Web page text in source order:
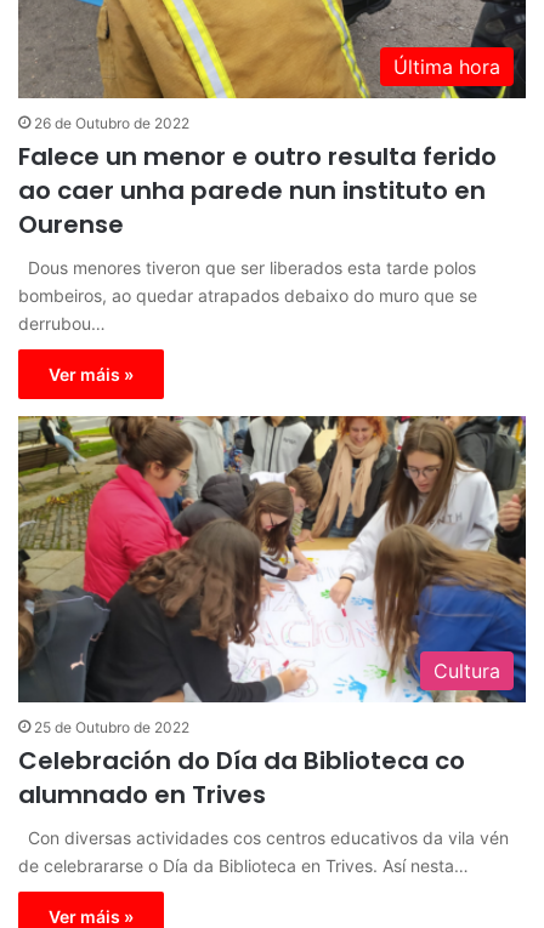
Última hora
26 de Outubro de 2022
Falece un menor e outro resulta ferido
ao caer unha parede nun instituto en
Ourense
Dous menores tiveron que ser liberados esta tarde polos
bombeiros, ao quedar atrapados debaixo do muro que se
derrubou…
Ver máis »
Cultura
25 de Outubro de 2022
Celebración do Día da Biblioteca co
alumnado en Trives
Con diversas actividades cos centros educativos da vila vén
de celebrararse o Día da Biblioteca en Trives. Así nesta…
Ver máis »